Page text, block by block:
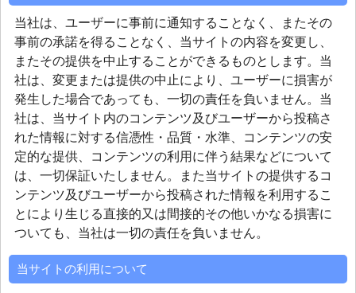
当社は、ユーザーに事前に通知することなく、またその
事前の承諾を得ることなく、当サイトの内容を変更し、
またその提供を中止することができるものとします。当
社は、変更または提供の中止により、ユーザーに損害が
発生した場合であっても、一切の責任を負いません。当
社は、当サイト内のコンテンツ及びユーザーから投稿さ
れた情報に対する信憑性・品質・水準、コンテンツの安
定的な提供、コンテンツの利用に伴う結果などについて
は、一切保証いたしません。また当サイトの提供するコ
ンテンツ及びユーザーから投稿された情報を利用するこ
とにより生じる直接的又は間接的その他いかなる損害に
ついても、当社は一切の責任を負いません。
当サイトの利用について